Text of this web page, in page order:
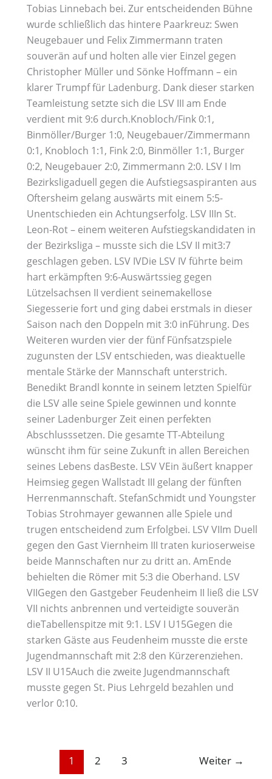
Tobias Linnebach bei. Zur entscheidenden Bühne
wurde schließlich das hintere Paarkreuz: Swen
Neugebauer und Felix Zimmermann traten
souverän auf und holten alle vier Einzel gegen
Christopher Müller und Sönke Hoffmann – ein
klarer Trumpf für Ladenburg. Dank dieser starken
Teamleistung setzte sich die LSV III am Ende
verdient mit 9:6 durch.Knobloch/Fink 0:1,
Binmöller/Burger 1:0, Neugebauer/Zimmermann
0:1, Knobloch 1:1, Fink 2:0, Binmöller 1:1, Burger
0:2, Neugebauer 2:0, Zimmermann 2:0. LSV I Im
Bezirksligaduell gegen die Aufstiegsaspiranten aus
Oftersheim gelang auswärts mit einem 5:5-
Unentschieden ein Achtungserfolg. LSV IIIn St.
Leon-Rot – einem weiteren Aufstiegskandidaten in
der Bezirksliga – musste sich die LSV II mit3:7
geschlagen geben. LSV IVDie LSV IV führte beim
hart erkämpften 9:6-Auswärtssieg gegen
Lützelsachsen II verdient seinemakellose
Siegesserie fort und ging dabei erstmals in dieser
Saison nach den Doppeln mit 3:0 inFührung. Des
Weiteren wurden vier der fünf Fünfsatzspiele
zugunsten der LSV entschieden, was dieaktuelle
mentale Stärke der Mannschaft unterstrich.
Benedikt Brandl konnte in seinem letzten Spielfür
die LSV alle seine Spiele gewinnen und konnte
seiner Ladenburger Zeit einen perfekten
Abschlusssetzen. Die gesamte TT-Abteilung
wünscht ihm für seine Zukunft in allen Bereichen
seines Lebens dasBeste. LSV VEin äußert knapper
Heimsieg gegen Wallstadt III gelang der fünften
Herrenmannschaft. StefanSchmidt und Youngster
Tobias Strohmayer gewannen alle Spiele und
trugen entscheidend zum Erfolgbei. LSV VIIm Duell
gegen den Gast Viernheim III traten kurioserweise
beide Mannschaften nur zu dritt an. AmEnde
behielten die Römer mit 5:3 die Oberhand. LSV
VIIGegen den Gastgeber Feudenheim II ließ die LSV
VII nichts anbrennen und verteidigte souverän
dieTabellenspitze mit 9:1. LSV I U15Gegen die
starken Gäste aus Feudenheim musste die erste
Jugendmannschaft mit 2:8 den Kürzerenziehen.
LSV II U15Auch die zweite Jugendmannschaft
musste gegen St. Pius Lehrgeld bezahlen und
verlor 0:10.
1 2 3 Weiter →